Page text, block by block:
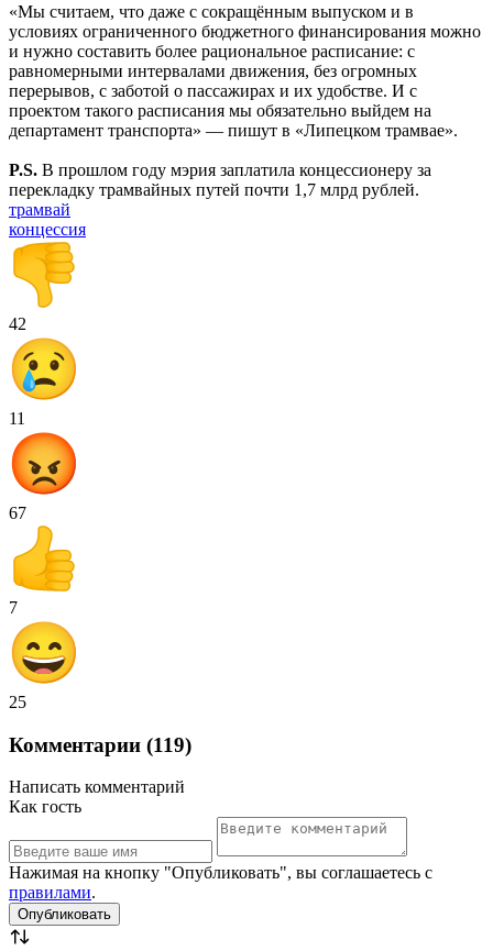
«Мы считаем, что даже с сокращённым выпуском и в
условиях ограниченного бюджетного финансирования можно
и нужно составить более рациональное расписание: с
равномерными интервалами движения, без огромных
перерывов, с заботой о пассажирах и их удобстве. И с
проектом такого расписания мы обязательно выйдем на
департамент транспорта» — пишут в «Липецком трамвае».
P.S. В прошлом году мэрия заплатила концессионеру за
перекладку трамвайных путей почти 1,7 млрд рублей.
трамвай
концессия
42
11
67
7
25
Комментарии (119)
Написать комментарий
Как гость
Нажимая на кнопку "Опубликовать", вы соглашаетесь с
правилами.